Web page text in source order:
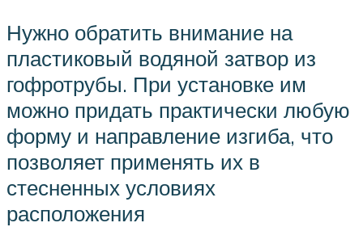
Нужно обратить внимание на
пластиковый водяной затвор из
гофротрубы. При установке им
можно придать практически любую
форму и направление изгиба, что
позволяет применять их в
стесненных условиях
расположения